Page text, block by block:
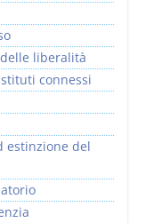
liberalità
connessi
estinzione del